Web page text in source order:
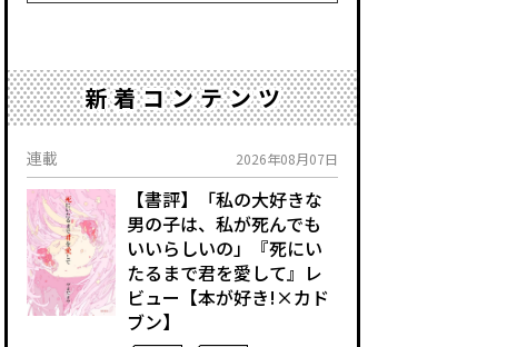
新着コンテンツ
連載 2026年08月07日
【書評】「私の大好きな
男の子は、私が死んでも
いいらしいの」――『死にい
たるまで君を愛して』レ
ビュー【本が好き!×カド
ブン】